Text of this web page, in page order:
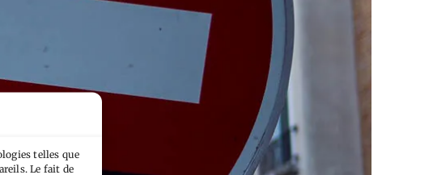
telles que
Le fait de